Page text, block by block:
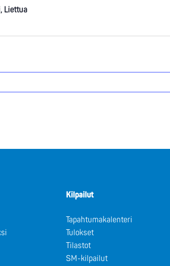
Liettua
Kilpailut
Tapahtumakalenteri
Tulokset
Tilastot
SM-kilpailut